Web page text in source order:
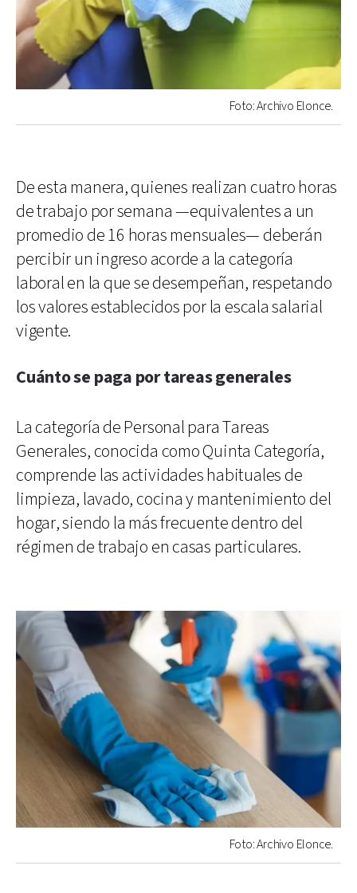
Foto: Archivo Elonce.
De esta manera, quienes realizan cuatro horas
de trabajo por semana —equivalentes a un
promedio de 16 horas mensuales— deberán
percibir un ingreso acorde a la categoría
laboral en la que se desempeñan, respetando
los valores establecidos por la escala salarial
vigente.
Cuánto se paga por tareas generales
La categoría de Personal para Tareas
Generales, conocida como Quinta Categoría,
comprende las actividades habituales de
limpieza, lavado, cocina y mantenimiento del
hogar, siendo la más frecuente dentro del
régimen de trabajo en casas particulares.
Foto: Archivo Elonce.